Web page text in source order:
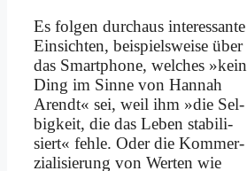
Es fol­gen durch­aus in­ter­es­san­te
Ein­sich­ten, bei­spiels­wei­se über
das Smart­phone, wel­ches »kein
Ding im Sin­ne von Han­nah
Are­ndt« sei, weil ihm »die Sel­
big­keit, die das Le­ben sta­bi­li­
siert« feh­le. Oder die Kom­mer­
zia­li­sie­rung von Wer­ten wie